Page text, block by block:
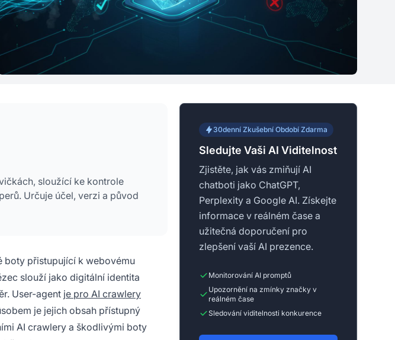
sloužící ke kontrole
Určuje účel, verzi a původ
boty přistupující k webovému
slouží jako digitální identita
User-agent je pro AI crawlery
je jejich obsah přístupný
AI crawlery a škodlivými boty
30denní Zkušební Období Zdarma
Sledujte Vaši AI Viditelnost
Zjistěte, jak vás zmiňují AI
chatboti jako ChatGPT,
Perplexity a Google AI. Získejte
informace v reálném čase a
užitečná doporučení pro
zlepšení vaší AI prezence.
Monitorování AI promptů
Upozornění na zmínky značky v
reálném čase
Sledování viditelnosti konkurence